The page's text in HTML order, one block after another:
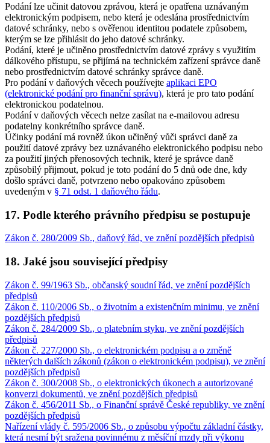
Podání lze učinit datovou zprávou, která je opatřena uznávaným
elektronickým podpisem, nebo která je odeslána prostřednictvím
datové schránky, nebo s ověřenou identitou podatele způsobem,
kterým se lze přihlásit do jeho datové schránky.
Podání, které je učiněno prostřednictvím datové zprávy s využitím
dálkového přístupu, se přijímá na technickém zařízení správce daně
nebo prostřednictvím datové schránky správce daně.
Pro podání v daňových věcech používejte aplikaci EPO
(elektronické podání pro finanční správu), která je pro tato podání
elektronickou podatelnou.
Podání v daňových věcech nelze zasílat na e-mailovou adresu
podatelny konkrétního správce daně.
Účinky podání má rovněž úkon učiněný vůči správci daně za
použití datové zprávy bez uznávaného elektronického podpisu nebo
za použití jiných přenosových technik, které je správce daně
způsobilý přijmout, pokud je toto podání do 5 dnů ode dne, kdy
došlo správci daně, potvrzeno nebo opakováno způsobem
uvedeným v § 71 odst. 1 daňového řádu.
17. Podle kterého právního předpisu se postupuje
Zákon č. 280/2009 Sb., daňový řád, ve znění pozdějších předpisů
18. Jaké jsou související předpisy
Zákon č. 99/1963 Sb., občanský soudní řád, ve znění pozdějších
předpisů
Zákon č. 110/2006 Sb., o životním a existenčním minimu, ve znění
pozdějších předpisů
Zákon č. 284/2009 Sb., o platebním styku, ve znění pozdějších
předpisů
Zákon č. 227/2000 Sb., o elektronickém podpisu a o změně
některých dalších zákonů (zákon o elektronickém podpisu), ve znění
pozdějších předpisů
Zákon č. 300/2008 Sb., o elektronických úkonech a autorizované
konverzi dokumentů, ve znění pozdějších předpisů
Zákon č. 456/2011 Sb., o Finanční správě České republiky, ve znění
pozdějších předpisů
Nařízení vlády č. 595/2006 Sb., o způsobu výpočtu základní částky,
která nesmí být sražena povinnému z měsíční mzdy při výkonu